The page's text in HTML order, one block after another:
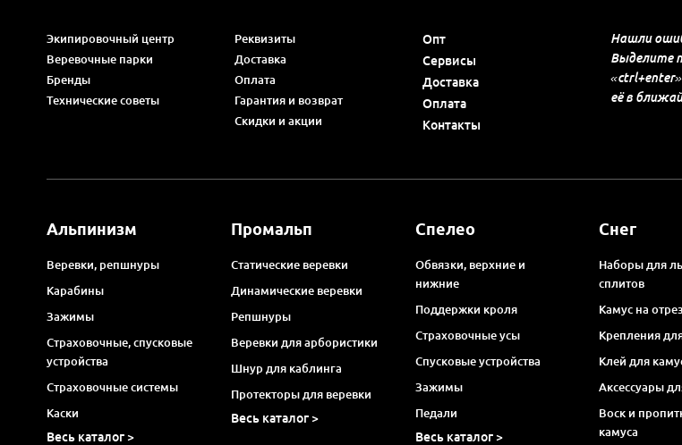
Экипировочный центр
Веревочные парки
Бренды
Технические советы
Реквизиты
Доставка
Оплата
Гарантия и возврат
Скидки и акции
Опт
Сервисы
Доставка
Оплата
Контакты
Нашли
Выделите
её в
Альпинизм
Веревки, репшнуры
Карабины
Зажимы
Страховочные, спусковые
устройства
Страховочные системы
Каски
Весь каталог >
Промальп
Статические веревки
Динамические веревки
Репшнуры
Веревки для арбористики
Шнур для каблинга
Протекторы для веревки
Весь каталог >
Спелео
Обвязки, верхние и
нижние
Поддержки кроля
Страховочные усы
Спусковые устройства
Зажимы
Педали
Весь каталог >
Снег
Наборы для
сплитов
Камус на отрез
Крепления
Клей для
Аксессуары
Воск и
камуса